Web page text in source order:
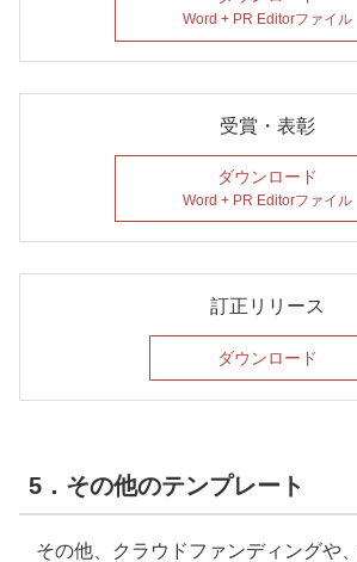
Word + PR Editorファイル
受賞・表彰
ダウンロード
Word + PR Editorファイル
訂正リリース
ダウンロード
5．その他のテンプレート
その他、クラウドファンディングや